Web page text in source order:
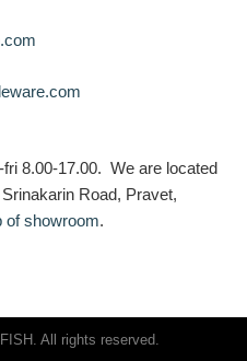
8.00-17.00. We are located
Road, Pravet,
of showroom.
All rights reserved.